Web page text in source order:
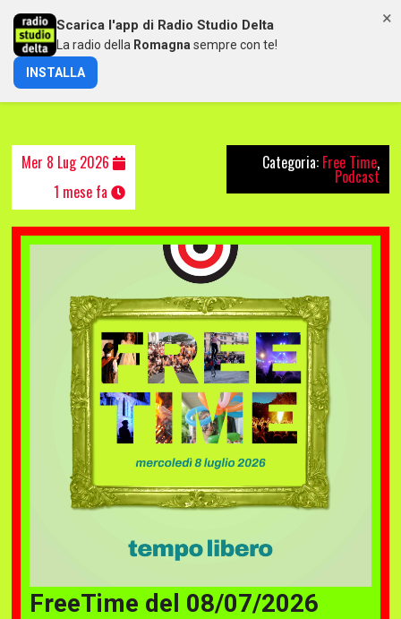
FREETIME DEL 08/07/2026
Mer 8 Lug 2026
1 mese fa
Categoria: Free Time,
Podcast
FreeTime del 08/07/2026
×
Scarica l'app di Radio Studio Delta
La radio della Romagna sempre con te!
INSTALLA